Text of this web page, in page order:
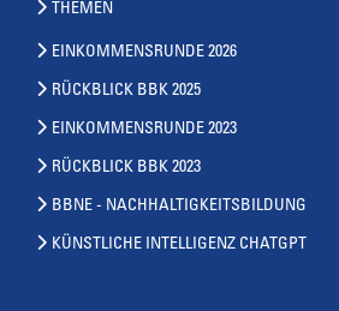
THEMEN
EINKOMMENSRUNDE 2026
RÜCKBLICK BBK 2025
EINKOMMENSRUNDE 2023
RÜCKBLICK BBK 2023
BBNE - NACHHALTIGKEITSBILDUNG
KÜNSTLICHE INTELLIGENZ CHATGPT